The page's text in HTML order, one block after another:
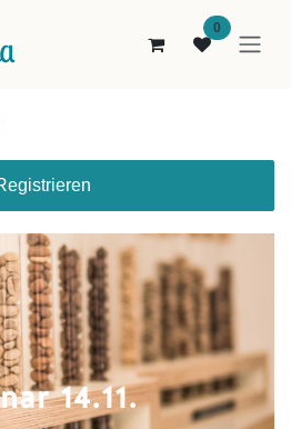
0
14.11.